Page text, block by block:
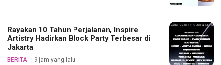
Rayakan 10 Tahun Perjalanan, Inspire
Artistry Hadirkan Block Party Terbesar di
Jakarta
BERITA 9 jam yang lalu